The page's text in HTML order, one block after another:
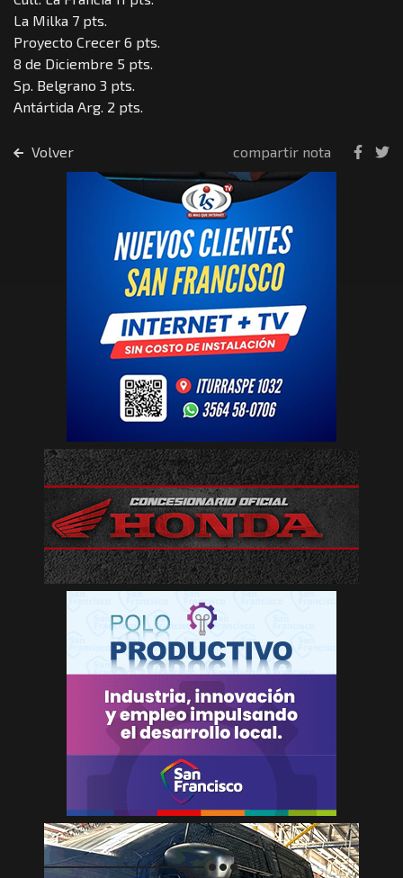
La Milka 7 pts.
Proyecto Crecer 6 pts.
8 de Diciembre 5 pts.
Sp. Belgrano 3 pts.
Antártida Arg. 2 pts.
Volver compartir nota